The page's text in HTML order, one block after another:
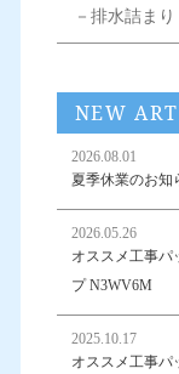
－排水詰まり
NEW
2026.08.01
夏季休業のお知
2026.05.26
オススメ工事
プ N3WV6M
2025.10.17
オススメ工事パ